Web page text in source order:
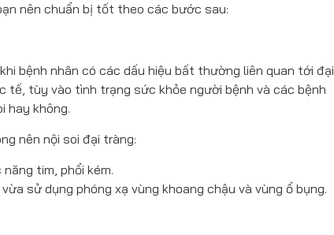
nên chuẩn bị tốt theo các bước sau:
bệnh nhân có các dấu hiệu bất thường liên quan tới đại
tùy vào tình trạng sức khỏe người bệnh và các bệnh
hay không.
nên nội soi đại tràng:
tim, phổi kém.
sử dụng phóng xạ vùng khoang chậu và vùng ổ bụng.